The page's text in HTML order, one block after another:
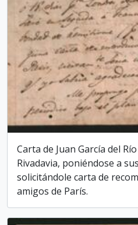
Carta de Juan García del
Rivadavia, poniéndose a
solicitándole carta de
amigos de París.